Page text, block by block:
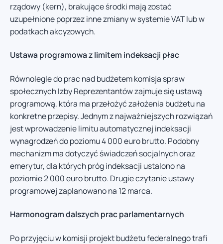
rządowy (kern), brakujące środki mają zostać
uzupełnione poprzez inne zmiany w systemie VAT lub w
podatkach akcyzowych.
Ustawa programowa z limitem indeksacji płac
Równolegle do prac nad budżetem komisja spraw
społecznych Izby Reprezentantów zajmuje się ustawą
programową, która ma przełożyć założenia budżetu na
konkretne przepisy. Jednym z najważniejszych rozwiązań
jest wprowadzenie limitu automatycznej indeksacji
wynagrodzeń do poziomu 4 000 euro brutto. Podobny
mechanizm ma dotyczyć świadczeń socjalnych oraz
emerytur, dla których próg indeksacji ustalono na
poziomie 2 000 euro brutto. Drugie czytanie ustawy
programowej zaplanowano na 12 marca.
Harmonogram dalszych prac parlamentarnych
Po przyjęciu w komisji projekt budżetu federalnego trafi